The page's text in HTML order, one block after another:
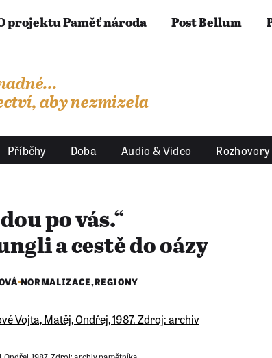
projektu Paměť národa Post Bellum
aby nezmizela
Příběhy Doba Audio & Video Rozhovory
po vás.“
a cestě do oázy
NORMALIZACE,REGIONY